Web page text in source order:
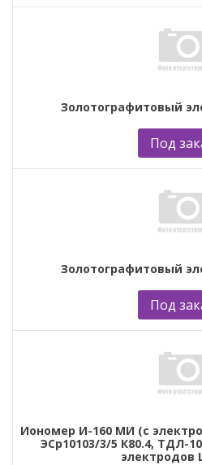
Золотографитовый
Под
Золотографитовый
Под
Иономер И-160 МИ (с
ЭСр10103/3/5 К80.4, ТДЛ-
электродов